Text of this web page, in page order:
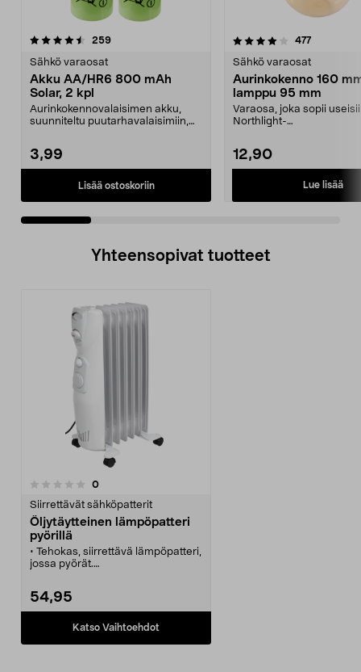
259arvostelut
Sähkö varaosat
Akku AA/HR6 800 mAh
Solar, 2 kpl
Aurinkokennovalaisimen akku,
suunniteltu puutarhavalaisimiin,
3,99
Lisää ostoskoriin
4.0 viidestä
477arvostelut
Sähkö varaosat
Aurinkokenno 160
lamppu 95 mm
Varaosa, joka sopii
Northlight-
12,90
Lue lisää
4.5 viidestä
Yhteensopivat tuotteet
0arvostelut
Siirrettävät sähköpatterit
Öljytäytteinen lämpöpatteri
pyörillä
• Tehokas, siirrettävä lämpöpatteri,
jossa pyörät.
• Lokero johdon säilyttämistä
varten, kun lämpöpatteria ei
54,95
Katso Vaihtoehdot